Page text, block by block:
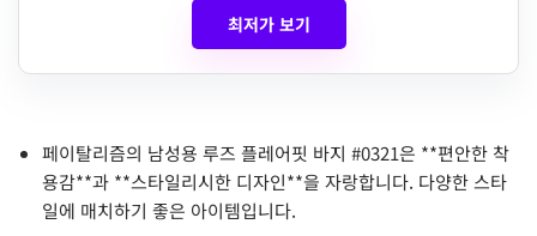
최저가 보기
페이탈리즘의 남성용 루즈 플레어핏 바지 #0321은 **편안한 착
용감**과 **스타일리시한 디자인**을 자랑합니다. 다양한 스타
일에 매치하기 좋은 아이템입니다.